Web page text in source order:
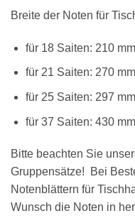
Breite der Noten für
für 18 Saiten: 210 mm
für 21 Saiten: 270 mm
für 25 Saiten: 297 mm
für 37 Saiten: 430 mm
Bitte beachten Sie
Gruppensätze! Bei
Notenblättern für
Wunsch die Noten in